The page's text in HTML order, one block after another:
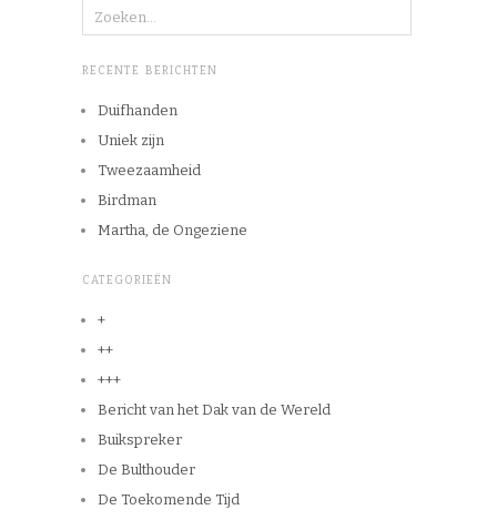
RECENTE BERICHTEN
Duifhanden
Uniek zijn
Tweezaamheid
Birdman
Martha, de Ongeziene
CATEGORIEËN
+
++
+++
Bericht van het Dak van de Wereld
Buikspreker
De Bulthouder
De Toekomende Tijd